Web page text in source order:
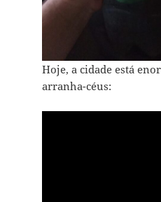
Hoje, a cidade está
arranha-céus: